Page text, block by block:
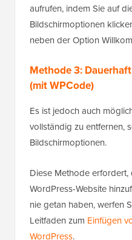
aufrufen, indem Sie auf
Bildschirmoptionen
neben der Option
Methode 3:
(mit WPCode)
Es ist jedoch auch
vollständig zu entfernen,
Bildschirmoptionen.
Diese Methode
WordPress-Website
nie getan haben, werfen
Leitfaden zum Einfügen
WordPress.